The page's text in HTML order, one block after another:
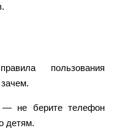
пользования
— не берите телефон
детям.